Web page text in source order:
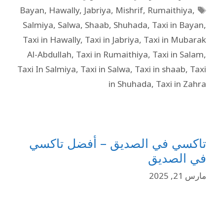
Bayan, Hawally, Jabriya, Mishrif, Rumaithiya,
Salmiya, Salwa, Shaab, Shuhada, Taxi in Bayan,
Taxi in Hawally, Taxi in Jabriya, Taxi in Mubarak
Al-Abdullah, Taxi in Rumaithiya, Taxi in Salam,
Taxi In Salmiya, Taxi in Salwa, Taxi in shaab, Taxi
in Shuhada, Taxi in Zahra
تاكسي في الصديق – أفضل تاكسي
في الصديق
مارس 21, 2025